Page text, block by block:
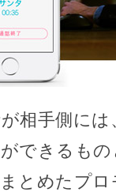
相手側に
できるも
とめたプ